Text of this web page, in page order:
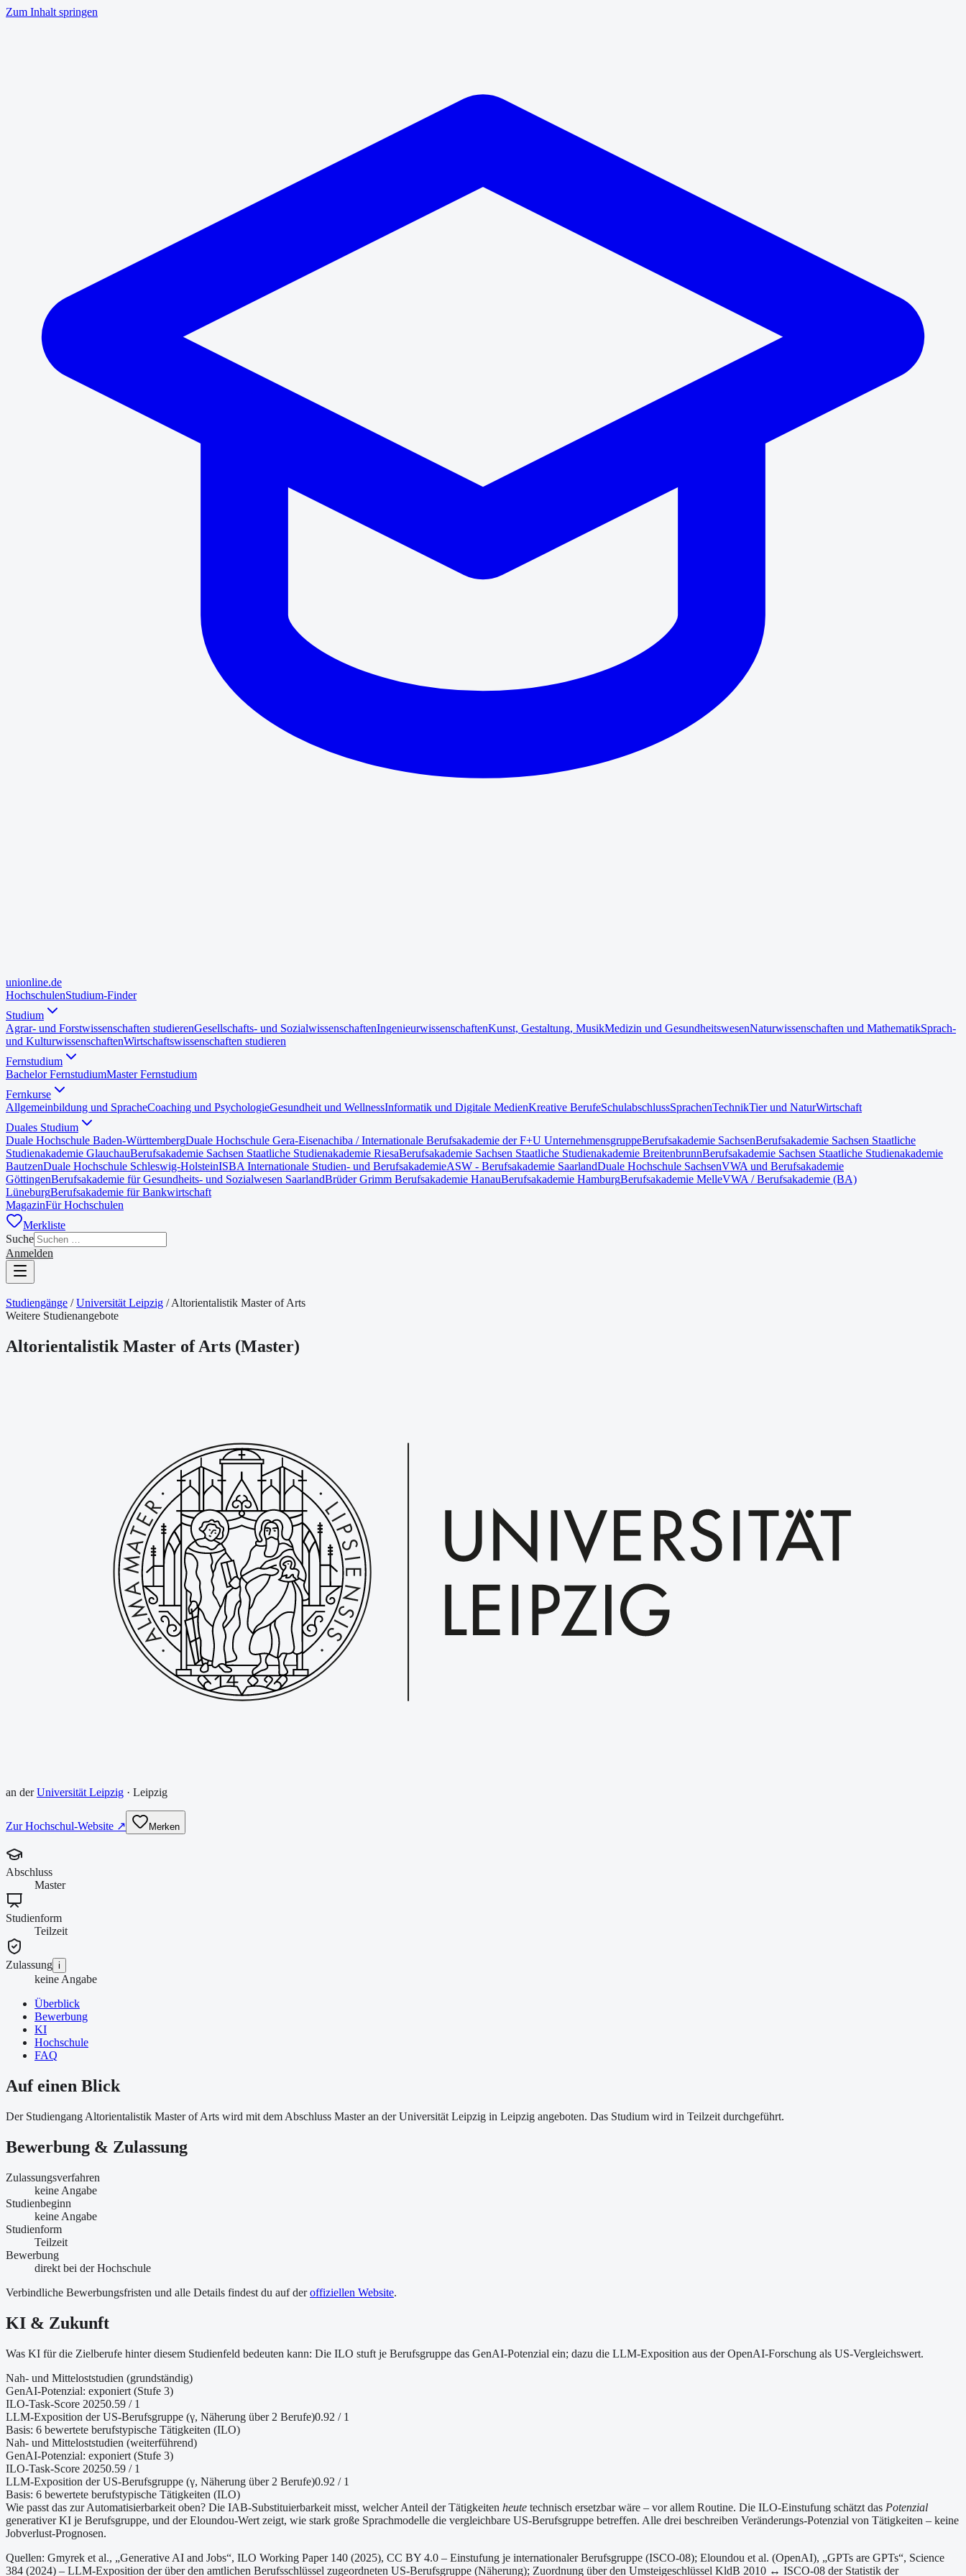
Zum Inhalt springen
unionline.de
HochschulenStudium-Finder
Studium
Agrar- und Forstwissenschaften studierenGesellschafts- und SozialwissenschaftenIngenieurwissenschaftenKunst, Gestaltung, MusikMedizin und GesundheitswesenNaturwissenschaften und MathematikSprach-
und KulturwissenschaftenWirtschaftswissenschaften studieren
Fernstudium
Bachelor FernstudiumMaster Fernstudium
Fernkurse
Allgemeinbildung und SpracheCoaching und PsychologieGesundheit und WellnessInformatik und Digitale MedienKreative BerufeSchulabschlussSprachenTechnikTier und NaturWirtschaft
Duales Studium
Duale Hochschule Baden-WürttembergDuale Hochschule Gera-Eisenachiba / Internationale Berufsakademie der F+U UnternehmensgruppeBerufsakademie SachsenBerufsakademie Sachsen Staatliche
Studienakademie GlauchauBerufsakademie Sachsen Staatliche Studienakademie RiesaBerufsakademie Sachsen Staatliche Studienakademie BreitenbrunnBerufsakademie Sachsen Staatliche Studienakademie
BautzenDuale Hochschule Schleswig-HolsteinISBA Internationale Studien- und BerufsakademieASW - Berufsakademie SaarlandDuale Hochschule SachsenVWA und Berufsakademie
GöttingenBerufsakademie für Gesundheits- und Sozialwesen SaarlandBrüder Grimm Berufsakademie HanauBerufsakademie HamburgBerufsakademie MelleVWA / Berufsakademie (BA)
LüneburgBerufsakademie für Bankwirtschaft
MagazinFür Hochschulen
Merkliste
Suche
Anmelden
Studiengänge / Universität Leipzig /Altorientalistik Master of Arts
Weitere Studienangebote
Altorientalistik Master of Arts (Master)
an derUniversität Leipzig · Leipzig
Zur Hochschul-Website ↗ Merken
Abschluss
Master
Studienform
Teilzeit
Zulassung i
keine Angabe
Überblick
Bewerbung
KI
Hochschule
FAQ
Auf einen Blick
Der Studiengang Altorientalistik Master of Arts wird mit dem Abschluss Master an der Universität Leipzig in Leipzig angeboten. Das Studium wird in Teilzeit durchgeführt.
Bewerbung & Zulassung
Zulassungsverfahren
keine Angabe
Studienbeginn
keine Angabe
Studienform
Teilzeit
Bewerbung
direkt bei der Hochschule
Verbindliche Bewerbungsfristen und alle Details findest du auf der offiziellen Website.
KI & Zukunft
Was KI für die Zielberufe hinter diesem Studienfeld bedeuten kann: Die ILO stuft je Berufsgruppe das GenAI-Potenzial ein; dazu die LLM-Exposition aus der OpenAI-Forschung als US-Vergleichswert.
Nah- und Mitteloststudien (grundständig)
GenAI-Potenzial: exponiert (Stufe 3)
ILO-Task-Score 20250.59 / 1
LLM-Exposition der US-Berufsgruppe (γ, Näherung über 2 Berufe)0.92 / 1
Basis: 6 bewertete berufstypische Tätigkeiten (ILO)
Nah- und Mitteloststudien (weiterführend)
GenAI-Potenzial: exponiert (Stufe 3)
ILO-Task-Score 20250.59 / 1
LLM-Exposition der US-Berufsgruppe (γ, Näherung über 2 Berufe)0.92 / 1
Basis: 6 bewertete berufstypische Tätigkeiten (ILO)
Wie passt das zur Automatisierbarkeit oben? Die IAB-Substituierbarkeit misst, welcher Anteil der Tätigkeiten heute technisch ersetzbar wäre – vor allem Routine. Die ILO-Einstufung schätzt das Potenzial
generativer KI je Berufsgruppe, und der Eloundou-Wert zeigt, wie stark große Sprachmodelle die vergleichbare US-Berufsgruppe betreffen. Alle drei beschreiben Veränderungs-Potenzial von Tätigkeiten – keine
Jobverlust-Prognosen.
Quellen: Gmyrek et al., „Generative AI and Jobs“, ILO Working Paper 140 (2025), CC BY 4.0 – Einstufung je internationaler Berufsgruppe (ISCO-08); Eloundou et al. (OpenAI), „GPTs are GPTs“, Science
384 (2024) – LLM-Exposition der über den amtlichen Berufsschlüssel zugeordneten US-Berufsgruppe (Näherung); Zuordnung über den Umsteigeschlüssel KldB 2010 ↔ ISCO-08 der Statistik der